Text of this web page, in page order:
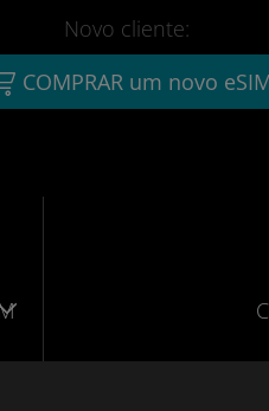
Novo cliente:
COMPRAR um novo